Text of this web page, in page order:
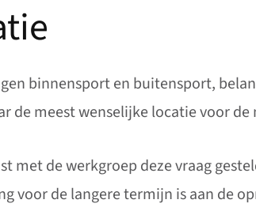
binnensport en buitensport,
de meest wenselijke locatie voor
met de werkgroep deze vraag
voor de langere termijn is aan de